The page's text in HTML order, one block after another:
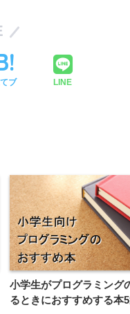
ブ LINE
小学生がプログラミング
るときにおすすめする本